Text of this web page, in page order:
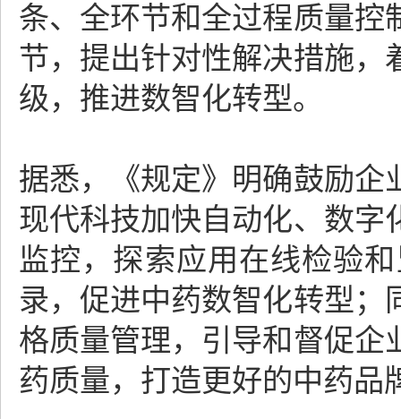
条、全环节和全过程质量控
节，提出针对性解决措施，
级，推进数智化转型。
据悉，《规定》明确鼓励企
现代科技加快自动化、数字
监控，探索应用在线检验
录，促进中药数智化转型；
格质量管理，引导和督促企
药质量，打造更好的中药品